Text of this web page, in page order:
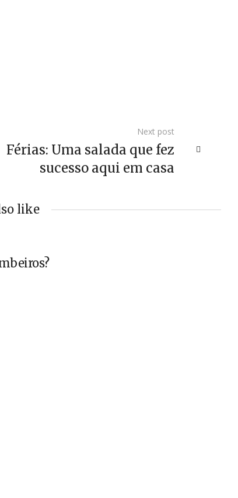
Next post
Férias: Uma salada que fez
sucesso aqui em casa
like